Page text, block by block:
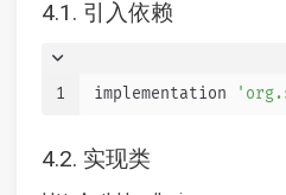
4.1. 引入依赖
1 implementation
4.2. 实现类